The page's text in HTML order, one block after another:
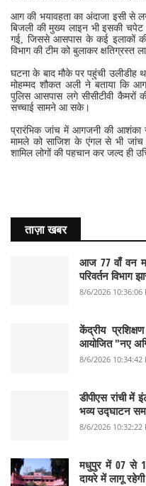
आग की भयावहता का अंदाजा इसी से
बिजली की मुख्य लाइन भी इसकी
गई, जिससे आसपास के कई इलाकों की
विभाग की टीम को बुलाकर क्षतिग्रस्त
घटना के बाद मौके पर पहुंची उलीडीह
मोहम्मद शौकत अली ने बताया कि
पुलिस आसपास लगे सीसीटीवी कैमरों
सच्चाई सामने आ सके।
प्रारंभिक जांच में आगजनी की आशंका
मामले को साजिश के एंगल से भी जांच
शामिल लोगों की पहचान कर जल्द ही
ताज़ा खबर
आज 77 वाँ वन
परिवर्तन विभाग
8/6/2026 10:36:06
केंद्रीय
आयोजित "नए
8/6/2026 10:34:42
डीपीएस रांची में
भव्य उद्घाटन
8/6/2026 10:32:22
मधुपुर में 07 से
दायरे में लागू रहेगी